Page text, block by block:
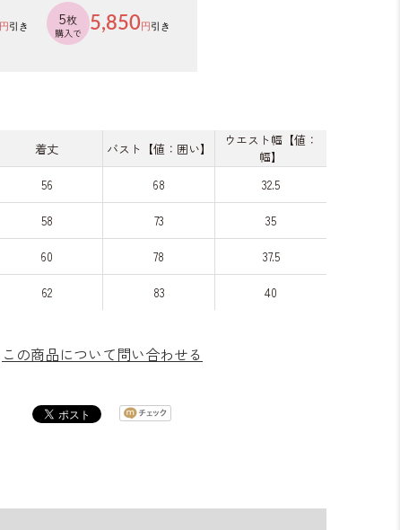
円 引き 5枚
購入で 5,850 円 引き
着丈 バスト【値：囲い】
ウエスト幅【値：
幅】
56 68 32.5
58 73 35
60 78 37.5
62 83 40
この商品について問い合わせる